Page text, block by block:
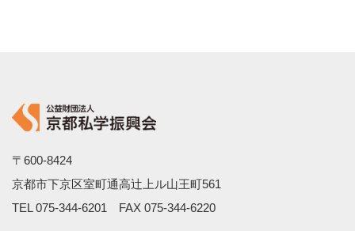
〒600-8424
京都市下京区室町通高辻上ル山王町561
TEL 075-344-6201 FAX 075-344-6220